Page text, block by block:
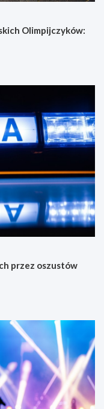
Olimpijczyków:
przez oszustów